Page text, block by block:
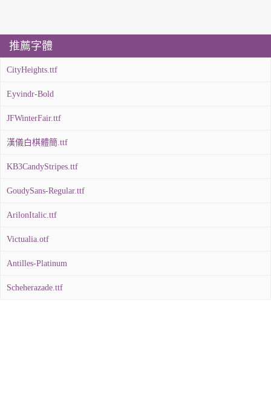
推薦字體
CityHeights.ttf
Eyvindr-Bold
JFWinterFair.ttf
漢儀白棋體簡.ttf
KB3CandyStripes.ttf
GoudySans-Regular.ttf
ArilonItalic.ttf
Victualia.otf
Antilles-Platinum
Scheherazade.ttf